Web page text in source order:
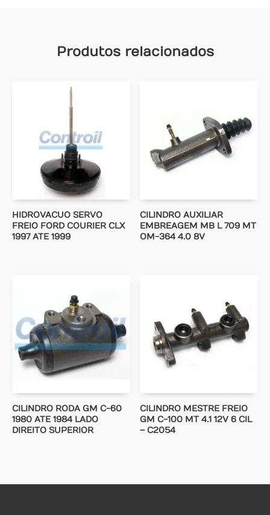
Produtos relacionados
HIDROVACUO SERVO
FREIO FORD COURIER CLX
1997 ATE 1999
CILINDRO AUXILIAR
EMBREAGEM MB L 709 MT
OM-364 4.0 8V
CILINDRO RODA GM C-60
1980 ATE 1984 LADO
DIREITO SUPERIOR
CILINDRO MESTRE FREIO
GM C-100 MT 4.1 12V 6 CIL
– C2054